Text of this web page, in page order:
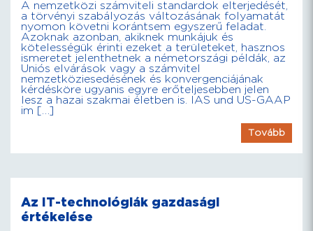
A nemzetközi számviteli standardok elterjedését,
a törvényi szabályozás változásának folyamatát
nyomon követni korántsem egyszerű feladat.
Azoknak azonban, akiknek munkájuk és
kötelességük érinti ezeket a területeket, hasznos
ismeretet jelenthetnek a németországi példák, az
Uniós elvárások vagy a számvitel
nemzetköziesedésének és konvergenciájának
kérdésköre ugyanis egyre erőteljesebben jelen
lesz a hazai szakmai életben is. IAS und US-GAAP
im […]
Tovább
Az IT-technológiák gazdasági
értékelése